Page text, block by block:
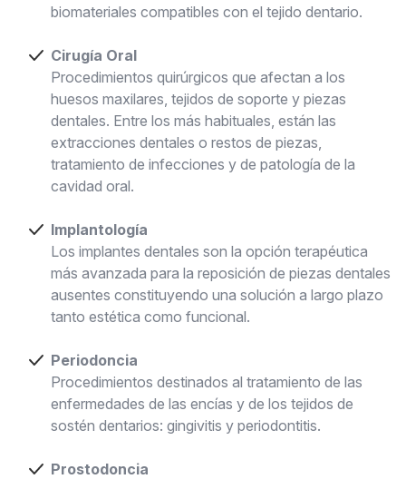
biomateriales compatibles con el tejido dentario.
Cirugía Oral
Procedimientos quirúrgicos que afectan a los
huesos maxilares, tejidos de soporte y piezas
dentales. Entre los más habituales, están las
extracciones dentales o restos de piezas,
tratamiento de infecciones y de patología de la
cavidad oral.
Implantología
Los implantes dentales son la opción terapéutica
más avanzada para la reposición de piezas dentales
ausentes constituyendo una solución a largo plazo
tanto estética como funcional.
Periodoncia
Procedimientos destinados al tratamiento de las
enfermedades de las encías y de los tejidos de
sostén dentarios: gingivitis y periodontitis.
Prostodoncia